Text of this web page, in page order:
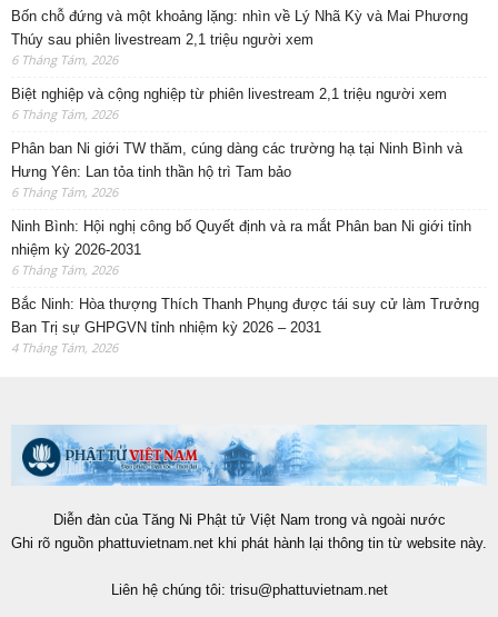
Bốn chỗ đứng và một khoảng lặng: nhìn về Lý Nhã Kỳ và Mai Phương
Thúy sau phiên livestream 2,1 triệu người xem
6 Tháng Tám, 2026
Biệt nghiệp và cộng nghiệp từ phiên livestream 2,1 triệu người xem
6 Tháng Tám, 2026
Phân ban Ni giới TW thăm, cúng dàng các trường hạ tại Ninh Bình và
Hưng Yên: Lan tỏa tinh thần hộ trì Tam bảo
6 Tháng Tám, 2026
Ninh Bình: Hội nghị công bố Quyết định và ra mắt Phân ban Ni giới tỉnh
nhiệm kỳ 2026-2031
6 Tháng Tám, 2026
Bắc Ninh: Hòa thượng Thích Thanh Phụng được tái suy cử làm Trưởng
Ban Trị sự GHPGVN tỉnh nhiệm kỳ 2026 – 2031
4 Tháng Tám, 2026
Diễn đàn của Tăng Ni Phật tử Việt Nam trong và ngoài nước
Ghi rõ nguồn phattuvietnam.net khi phát hành lại thông tin từ website này.
Liên hệ chúng tôi: trisu@phattuvietnam.net